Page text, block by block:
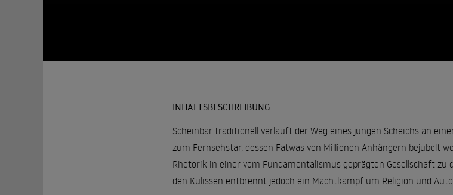
INHALTSBESCHREIBUNG
Scheinbar traditionell verläuft der Weg eines jungen Scheichs an
zum Fernsehstar, dessen Fatwas von Millionen Anhängern bejubelt
Rhetorik in einer vom Fundamentalismus geprägten Gesellschaft
den Kulissen entbrennt jedoch ein Machtkampf um Religion und